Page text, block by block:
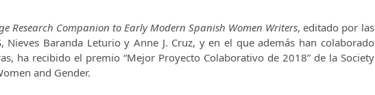
Research Companion to Early Modern Spanish Women Writers, editado por las
Nieves Baranda Leturio y Anne J. Cruz, y en el que además han colaborado
ha recibido el premio “Mejor Proyecto Colaborativo de 2018” de la Society
and Gender.